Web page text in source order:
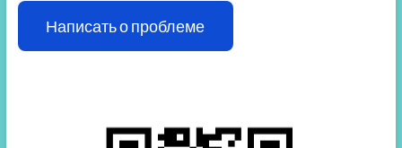
Написать о проблеме